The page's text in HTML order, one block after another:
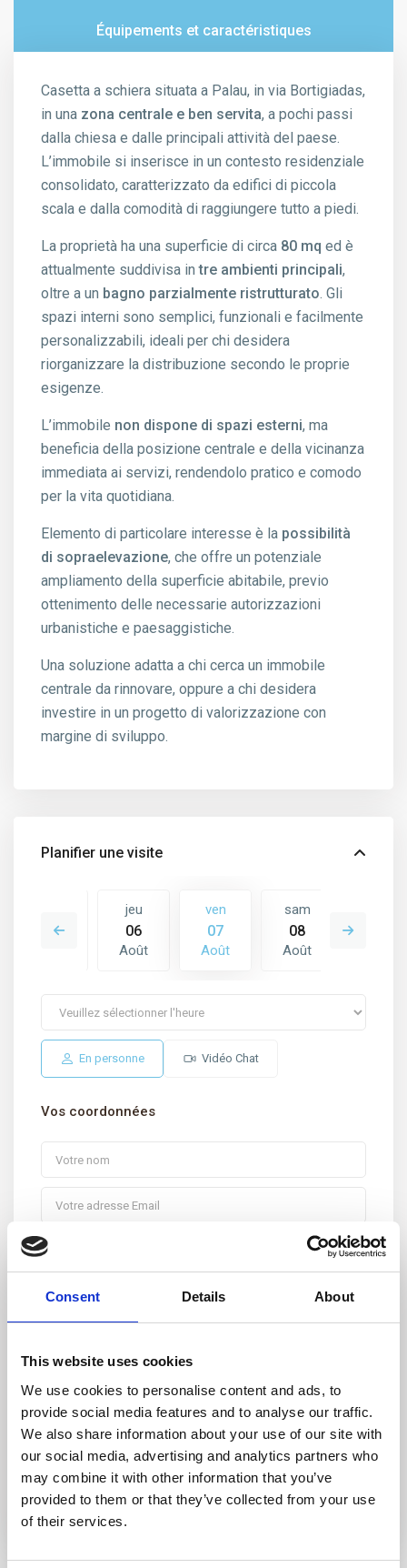
Consent Details About
This website uses cookies
We use cookies to personalise content and ads, to
provide social media features and to analyse our traffic.
We also share information about your use of our site with
our social media, advertising and analytics partners who
may combine it with other information that you’ve
provided to them or that they’ve collected from your use
of their services.
Équipements et caractéristiques
Casetta a schiera situata a Palau, in via Bortigiadas,
in una zona centrale e ben servita, a pochi passi
dalla chiesa e dalle principali attività del paese.
L’immobile si inserisce in un contesto residenziale
consolidato, caratterizzato da edifici di piccola
scala e dalla comodità di raggiungere tutto a piedi.
La proprietà ha una superficie di circa 80 mq ed è
attualmente suddivisa intre ambienti principali,
oltre a un bagno parzialmente ristrutturato. Gli
spazi interni sono semplici, funzionali e facilmente
personalizzabili, ideali per chi desidera
riorganizzare la distribuzione secondo le proprie
esigenze.
L’immobile non dispone di spazi esterni, ma
beneficia della posizione centrale e della vicinanza
immediata ai servizi, rendendolo pratico e comodo
per la vita quotidiana.
Elemento di particolare interesse è la possibilità
di sopraelevazione, che offre un potenziale
ampliamento della superficie abitabile, previo
ottenimento delle necessarie autorizzazioni
urbanistiche e paesaggistiche.
Una soluzione adatta a chi cerca un immobile
centrale da rinnovare, oppure a chi desidera
investire in un progetto di valorizzazione con
margine di sviluppo.
Planifier une visite
15
jeu
06
Août
ven
07
Août
sam
08
Août
En personne Vidéo Chat
Vos coordonnées
J'accepte lesTermes RGPD